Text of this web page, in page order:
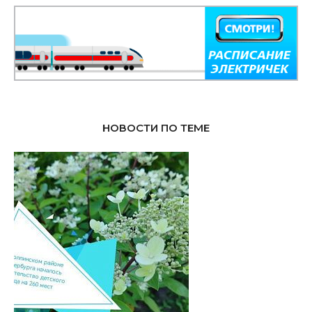
НОВОСТИ ПО ТЕМЕ